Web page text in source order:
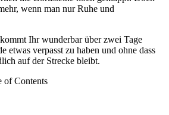
wenn man nur Ruhe und
Ihr wunderbar über zwei Tage
etwas verpasst zu haben und ohne dass
auf der Strecke bleibt.
of Contents